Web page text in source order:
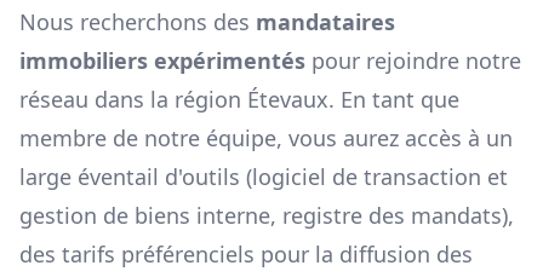
Nous recherchons des mandataires
immobiliers expérimentés pour rejoindre notre
réseau dans la région Étevaux. En tant que
membre de notre équipe, vous aurez accès à un
large éventail d'outils (logiciel de transaction et
gestion de biens interne, registre des mandats),
des tarifs préférenciels pour la diffusion des